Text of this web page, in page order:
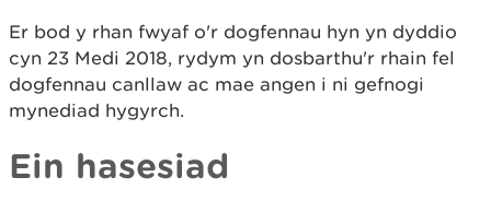
Er bod y rhan fwyaf o'r dogfennau hyn yn dyddio
cyn 23 Medi 2018, rydym yn dosbarthu'r rhain fel
dogfennau canllaw ac mae angen i ni gefnogi
mynediad hygyrch.
Ein hasesiad